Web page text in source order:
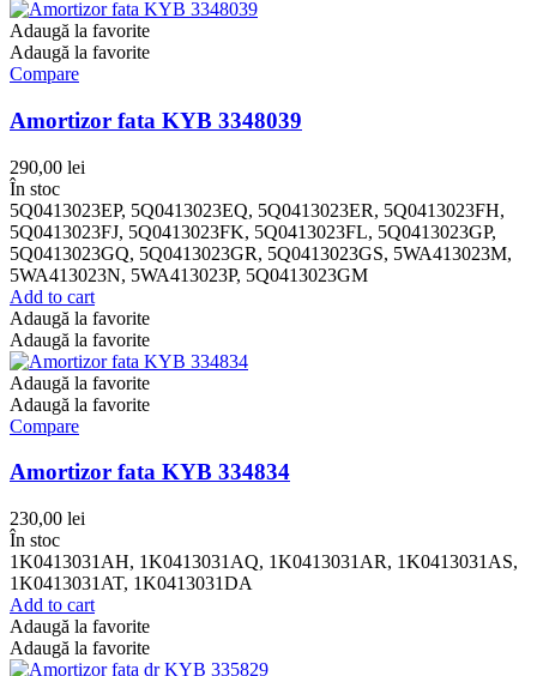
Adaugă la favorite
Adaugă la favorite
Compare
Amortizor fata KYB 3348039
290,00 lei
În stoc
5Q0413023EP, 5Q0413023EQ, 5Q0413023ER, 5Q0413023FH,
5Q0413023FJ, 5Q0413023FK, 5Q0413023FL, 5Q0413023GP,
5Q0413023GQ, 5Q0413023GR, 5Q0413023GS, 5WA413023M,
5WA413023N, 5WA413023P, 5Q0413023GM
Add to cart
Adaugă la favorite
Adaugă la favorite
Adaugă la favorite
Adaugă la favorite
Compare
Amortizor fata KYB 334834
230,00 lei
În stoc
1K0413031AH, 1K0413031AQ, 1K0413031AR, 1K0413031AS,
1K0413031AT, 1K0413031DA
Add to cart
Adaugă la favorite
Adaugă la favorite